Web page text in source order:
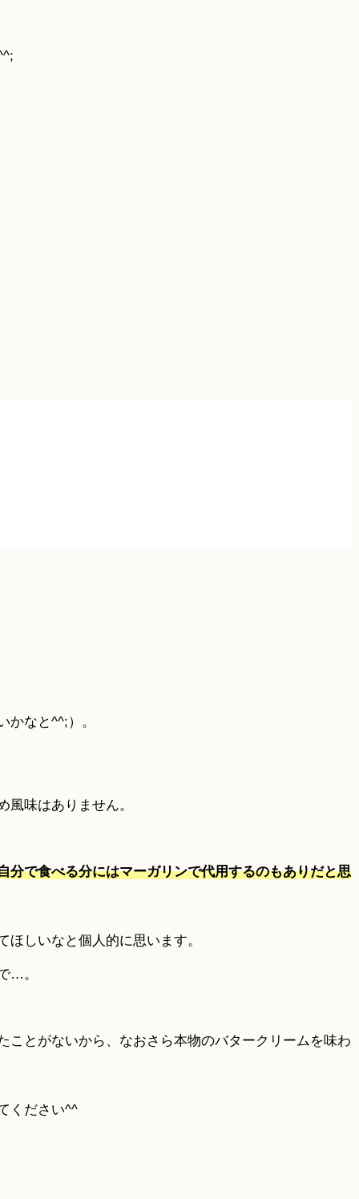
なと^^;）。
味はありません。
で食べる分にはマーガリンで代用するのもありだと思
しいなと個人的に思います。
…。
とがないから、なおさら本物のバタークリームを味わ
ください^^